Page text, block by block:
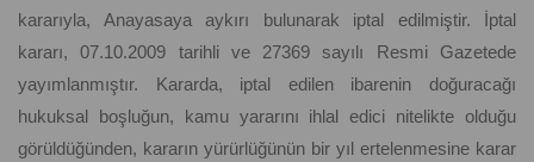
kararıyla, Anayasaya aykırı bulunarak iptal edilmiştir. İptal
kararı, 07.10.2009 tarihli ve 27369 sayılı Resmi Gazetede
yayımlanmıştır. Kararda, iptal edilen ibarenin doğuracağı
hukuksal boşluğun, kamu yararını ihlal edici nitelikte olduğu
görüldüğünden, kararın yürürlüğünün bir yıl ertelenmesine karar